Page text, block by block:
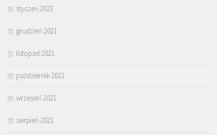
styczeń 2022
grudzień 2021
listopad 2021
październik 2021
wrzesień 2021
sierpień 2021